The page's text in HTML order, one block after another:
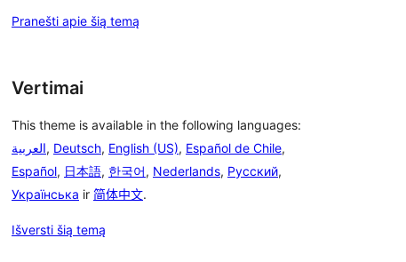
Pranešti apie šią temą
Vertimai
This theme is available in the following languages:
العربية, Deutsch, English (US), Español de Chile,
Español, 日本語, 한국어, Nederlands, Русский,
Українська ir 简体中文.
Išversti šią temą